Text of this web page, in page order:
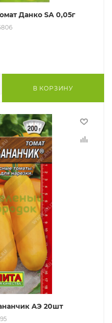
Данко SA 0,05г
В КОРЗИНУ
АЭ 20шт